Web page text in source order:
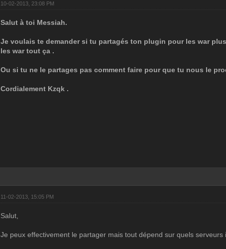
10-02-2013, 23:08 PM
Salut à toi Messiah.
Je voulais te demander si tu partagés ton plugin pour les war
les war tout ça .
Ou si tu ne le partages pas comment faire pour que tu nous le
Cordialement Kzqk .
11-02-2013, 15:05 PM
Salut,
Je peux effectivement le partager mais tout dépend sur quels